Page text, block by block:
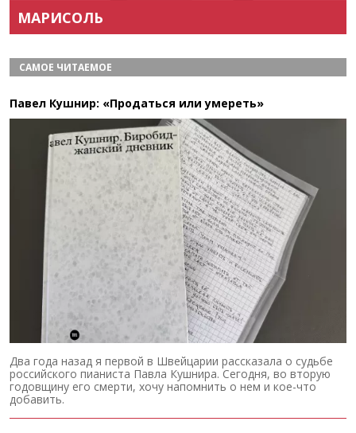
МАРИСОЛЬ
САМОЕ ЧИТАЕМОЕ
Павел Кушнир: «Продаться или умереть»
Два года назад я первой в Швейцарии рассказала о судьбе
российского пианиста Павла Кушнира. Сегодня, во вторую
годовщину его смерти, хочу напомнить о нем и кое-что
добавить.